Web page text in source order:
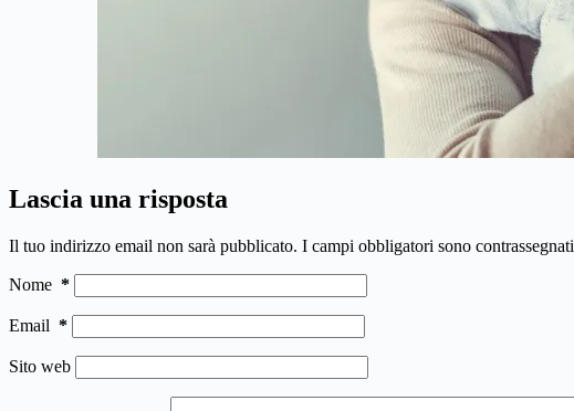
Lascia una risposta
Il tuo indirizzo email non sarà pubblicato. I campi obbligatori sono contrassegnati
Nome *
Email *
Sito web